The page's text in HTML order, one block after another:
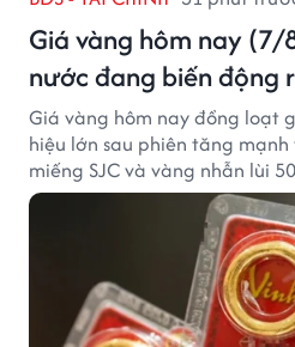
Giá vàng hôm nay
nước đang biến động
Giá vàng hôm nay đồng loạt
hiệu lớn sau phiên tăng
miếng SJC và vàng nhẫn lùi
trường vẫn duy trì mặt bằng
lệch đáng kể giữa các doanh